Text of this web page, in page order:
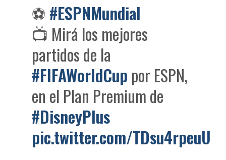
⚽ #ESPNMundial
📺 Mirá los mejores
partidos de la
#FIFAWorldCup por ESPN,
en el Plan Premium de
#DisneyPlus
pic.twitter.com/TDsu4rpeuU